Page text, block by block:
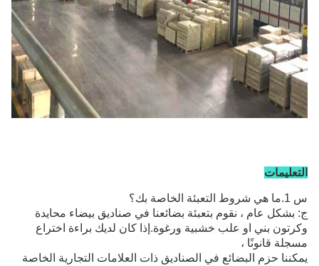
التعليمات
س 1.ما هي شروط التعبئة الخاصة بك؟
ج: بشكل عام ، نقوم بتعبئة بضائعنا في صناديق بيضاء محايدة
وكرتون بني او علب خشبية ورغوة.إذا كان لديك براءة اختراع
مسجلة قانونًا ،
يمكننا حزم البضائع في الصناديق ذات العلامات التجارية الخاصة